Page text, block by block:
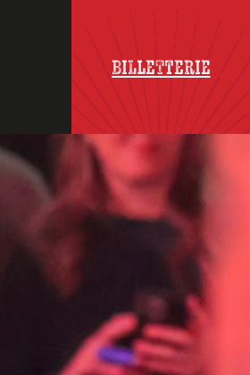
Billetterie